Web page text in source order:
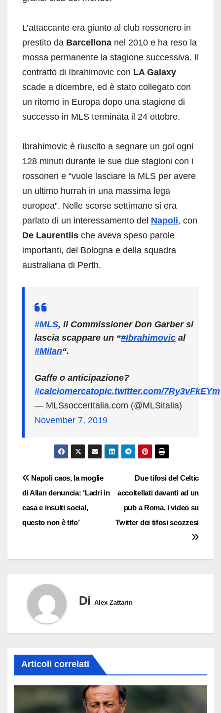
L’attaccante era giunto al club rossonero in
prestito da Barcellona nel 2010 e ha reso la
mossa permanente la stagione successiva. Il
contratto di Ibrahimovic con LA Galaxy
scade a dicembre, ed è stato collegato con
un ritorno in Europa dopo una stagione di
successo in MLS terminata il 24 ottobre.
Ibrahimovic è riuscito a segnare un gol ogni
128 minuti durante le sue due stagioni con i
rossoneri e “vuole lasciare la MLS per avere
un ultimo hurrah in una massima lega
europea”. Nelle scorse settimane si era
parlato di un interessamento del Napoli, con
De Laurentiis che aveva speso parole
importanti, del Bologna e della squadra
australiana di Perth.
#MLS, il Commissioner Don Garber si
lascia scappare un “#Ibrahimovic al
#Milan“.
Gaffe o anticipazione?
#calciomercatopic.twitter.com/7Ry3vFkEYm
— MLSsoccerItalia.com (@MLSitalia)
November 7, 2019
Navigazione
articoli
Due tifosi del Celtic
accoltellati davanti ad un
pub a Roma, i video su
Twitter dei tifosi scozzesi
Napoli caos, la moglie
di Allan denuncia: ‘Ladri in
casa e insulti social,
questo non è tifo’
Di Alex Zattarin
Articoli correlati